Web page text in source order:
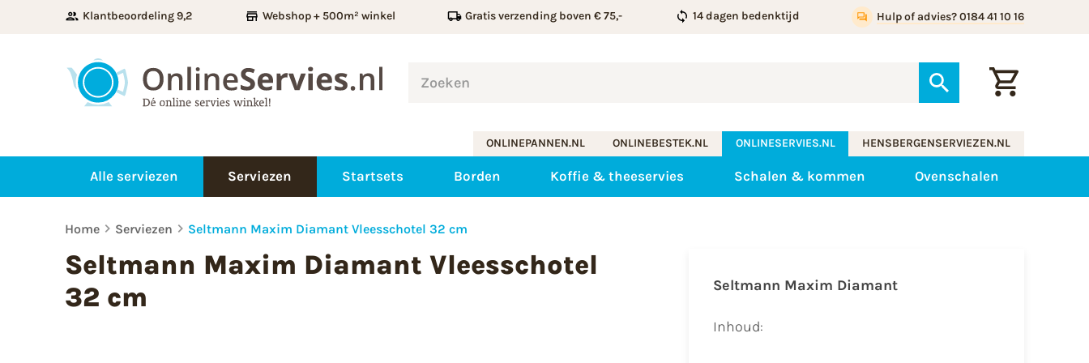
Klantbeoordeling 9,2 Webshop + 500m² winkel Gratis verzending boven € 75,- 14 dagen bedenktijd Hulp of advies? 0184 41 10 16
ONLINEPANNEN.NL ONLINEBESTEK.NL ONLINESERVIES.NL HENSBERGENSERVIEZEN.NL
Alle serviezen Serviezen Startsets Borden Koffie & theeservies Schalen & kommen Ovenschalen
Home Serviezen Seltmann Maxim Diamant Vleesschotel 32 cm
Seltmann Maxim Diamant Vleesschotel
32 cm
Seltmann Maxim Diamant
Inhoud: